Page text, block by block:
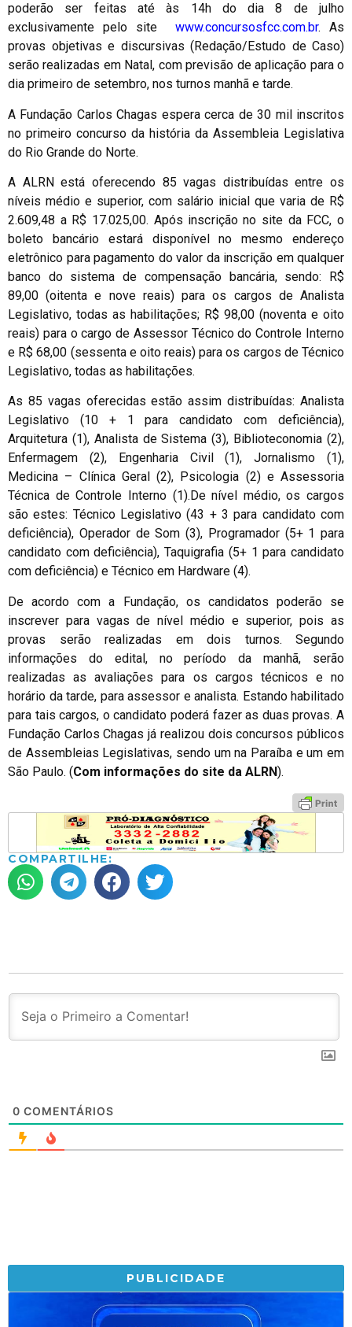
poderão ser feitas até às 14h do dia 8 de julho
exclusivamente pelo site www.concursosfcc.com.br. As
provas objetivas e discursivas (Redação/Estudo de Caso)
serão realizadas em Natal, com previsão de aplicação para o
dia primeiro de setembro, nos turnos manhã e tarde.
A Fundação Carlos Chagas espera cerca de 30 mil inscritos
no primeiro concurso da história da Assembleia Legislativa
do Rio Grande do Norte.
A ALRN está oferecendo 85 vagas distribuídas entre os
níveis médio e superior, com salário inicial que varia de R$
2.609,48 a R$ 17.025,00. Após inscrição no site da FCC, o
boleto bancário estará disponível no mesmo endereço
eletrônico para pagamento do valor da inscrição em qualquer
banco do sistema de compensação bancária, sendo: R$
89,00 (oitenta e nove reais) para os cargos de Analista
Legislativo, todas as habilitações; R$ 98,00 (noventa e oito
reais) para o cargo de Assessor Técnico do Controle Interno
e R$ 68,00 (sessenta e oito reais) para os cargos de Técnico
Legislativo, todas as habilitações.
As 85 vagas oferecidas estão assim distribuídas: Analista
Legislativo (10 + 1 para candidato com deficiência),
Arquitetura (1), Analista de Sistema (3), Biblioteconomia (2),
Enfermagem (2), Engenharia Civil (1), Jornalismo (1),
Medicina – Clínica Geral (2), Psicologia (2) e Assessoria
Técnica de Controle Interno (1).De nível médio, os cargos
são estes: Técnico Legislativo (43 + 3 para candidato com
deficiência), Operador de Som (3), Programador (5+ 1 para
candidato com deficiência), Taquigrafia (5+ 1 para candidato
com deficiência) e Técnico em Hardware (4).
De acordo com a Fundação, os candidatos poderão se
inscrever para vagas de nível médio e superior, pois as
provas serão realizadas em dois turnos. Segundo
informações do edital, no período da manhã, serão
realizadas as avaliações para os cargos técnicos e no
horário da tarde, para assessor e analista. Estando habilitado
para tais cargos, o candidato poderá fazer as duas provas. A
Fundação Carlos Chagas já realizou dois concursos públicos
de Assembleias Legislativas, sendo um na Paraíba e um em
São Paulo. (Com informações do site da ALRN).
COMPARTILHE:
0 COMENTÁRIOS
PUBLICIDADE